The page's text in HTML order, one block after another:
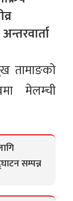
तामाङको
मेलम्ची
सम्पन्न